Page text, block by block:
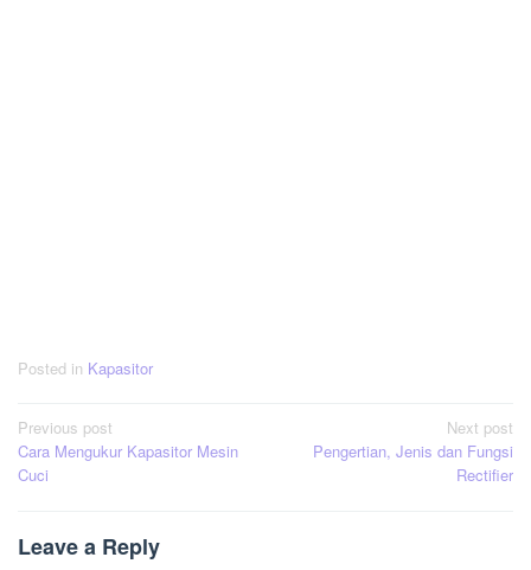
Posted in Kapasitor
Post
navigation
Previous post
Cara Mengukur Kapasitor Mesin
Cuci
Next post
Pengertian, Jenis dan Fungsi
Rectifier
Leave a Reply